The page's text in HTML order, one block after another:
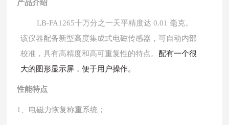
产品介绍
LB-FA1265十万分之一天平精度达 0.01 毫克。
该仪器配备新型高度集成式电磁传感器，可自动内部
校准，具有高精度和高可重复性的特点。 配有一个很
大的图形显示屏，便于用户操作。
性能特点
1、 电磁力恢复称重系统 ；